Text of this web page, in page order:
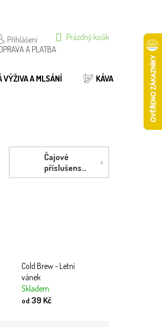
A PLATBA
Přihlášení
NÁKUPNÍ
Prázdný košík
VÝŽIVA A MLSÁNÍ KÁVA
Čajové
příslušenství
Cold Brew - Letní
vánek
Skladem
od 39 Kč